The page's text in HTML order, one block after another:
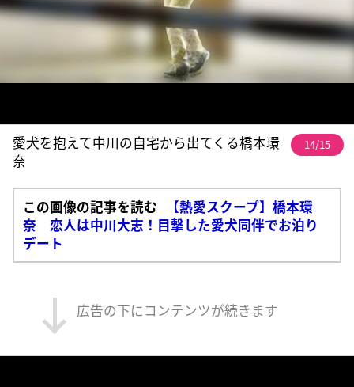
愛犬を抱えて中川の自宅から出てくる橋本環
奈
14/15
この画像の記事を読む
【熱愛スクープ】橋本環
奈 恋人は中川大志！目撃した愛犬同伴でお泊り
デート
広告の下にコンテンツが続きます